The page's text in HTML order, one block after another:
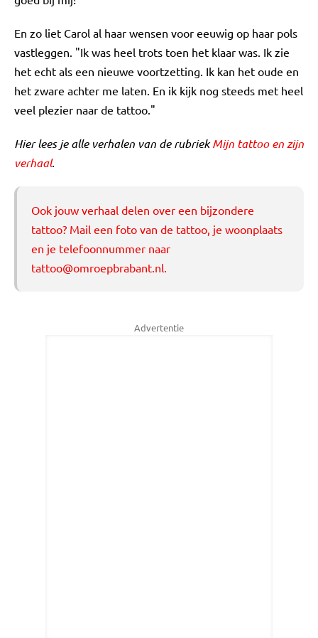
En zo liet Carol al haar wensen voor eeuwig op haar pols
vastleggen. "Ik was heel trots toen het klaar was. Ik zie
het echt als een nieuwe voortzetting. Ik kan het oude en
het zware achter me laten. En ik kijk nog steeds met heel
veel plezier naar de tattoo."
Hier lees je alle verhalen van de rubriekMijn tattoo en zijn
verhaal.
Ook jouw verhaal delen over een bijzondere
tattoo? Mail een foto van de tattoo, je woonplaats
en je telefoonnummer naar
tattoo@omroepbrabant.nl.
Advertentie